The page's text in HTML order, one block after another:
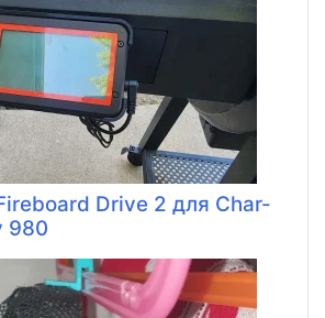
Drive 2 для Char-
980